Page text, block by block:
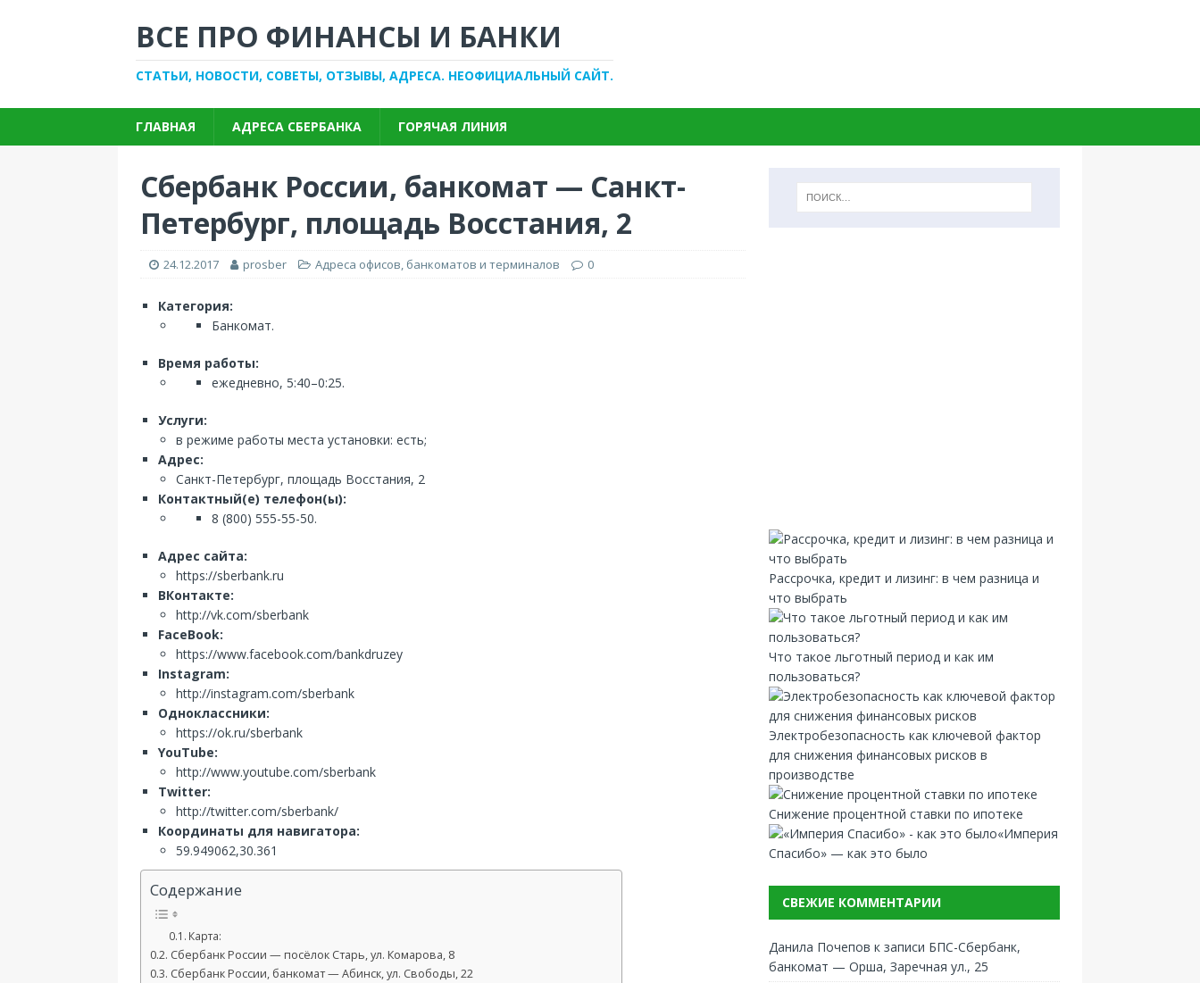
ВСЕ ПРО ФИНАНСЫ И БАНКИ
СТАТЬИ, НОВОСТИ, СОВЕТЫ, ОТЗЫВЫ, АДРЕСА. НЕОФИЦИАЛЬНЫЙ САЙТ.
ГЛАВНАЯ АДРЕСА СБЕРБАНКА ГОРЯЧАЯ ЛИНИЯ
Сбербанк России, банкомат — Санкт-
Петербург, площадь Восстания, 2
24.12.2017 prosber Адреса офисов, банкоматов и терминалов 0
Категория:
Банкомат.
Время работы:
ежедневно, 5:40–0:25.
Услуги:
в режиме работы места установки: есть;
Адрес:
Санкт-Петербург, площадь Восстания, 2
Контактный(е) телефон(ы):
8 (800) 555-55-50.
Адрес сайта:
https://sberbank.ru
ВКонтакте:
http://vk.com/sberbank
FaceBook:
https://www.facebook.com/bankdruzey
Instagram:
http://instagram.com/sberbank
Одноклассники:
https://ok.ru/sberbank
YouTube:
http://www.youtube.com/sberbank
Twitter:
http://twitter.com/sberbank/
Координаты для навигатора:
59.949062,30.361
Содержание
Карта:
Сбербанк России — посёлок Старь, ул. Комарова, 8
Сбербанк России, банкомат — Абинск, ул. Свободы, 22
Рассрочка, кредит и лизинг: в чем разница и
что выбрать
Что такое льготный период и как им
пользоваться?
Электробезопасность как ключевой фактор
для снижения финансовых рисков в
производстве
Снижение процентной ставки по ипотеке
«Империя
Спасибо» — как это было
СВЕЖИЕ КОММЕНТАРИИ
Данила Почепов к записи БПС-Сбербанк,
банкомат — Орша, Заречная ул., 25